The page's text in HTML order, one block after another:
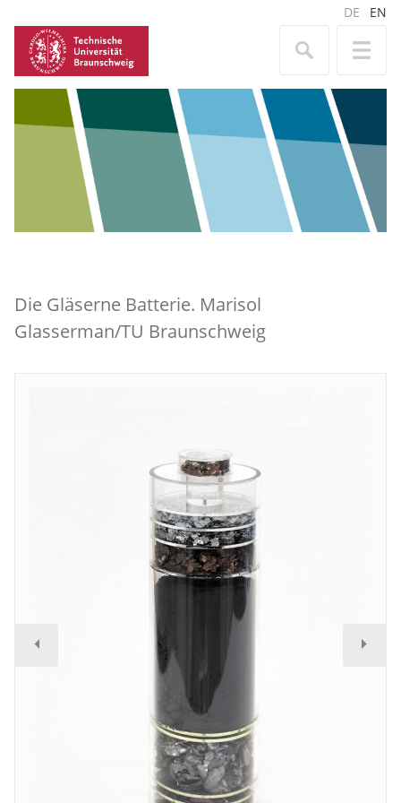
DE EN
Die Gläserne Batterie. Marisol
Glasserman/TU Braunschweig